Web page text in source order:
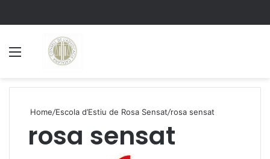
Home/Escola d’Estiu de Rosa Sensat/rosa sensat
rosa sensat